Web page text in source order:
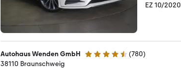
EZ 10/2020
Autohaus Wenden GmbH 4.5 Sterne (780)
38110 Braunschweig